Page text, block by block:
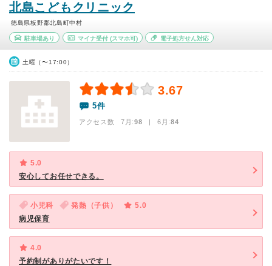
北島こどもクリニック
徳島県板野郡北島町中村
駐車場あり マイナ受付(スマホ可) 電子処方せん対応
土曜（〜17:00）
3.67
5件
アクセス数 7月:98 | 6月:84
5.0
安心してお任せできる。
小児科 発熱（子供）
5.0
病児保育
4.0
予約制がありがたいです！